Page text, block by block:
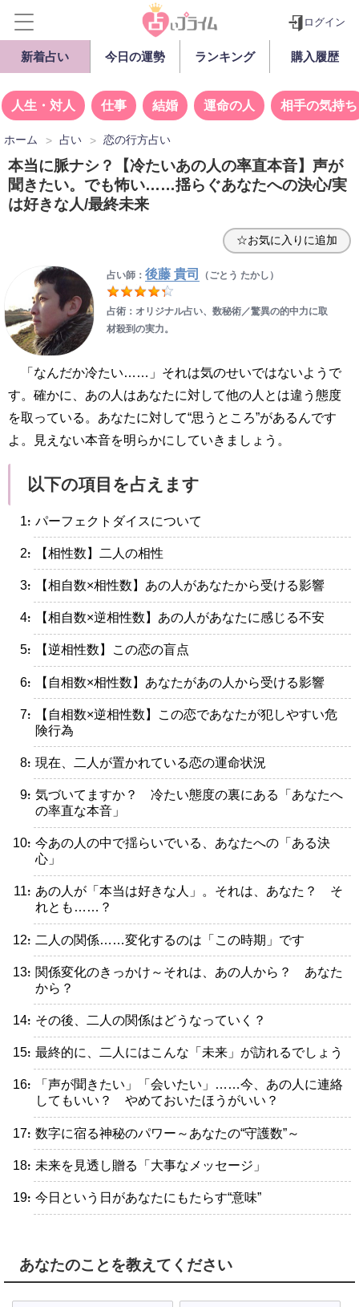
ログイン
新着占い 今日の運勢 ランキング 購入履歴
人生・対人 仕事 結婚 運命の人 相手の気持ち
ホーム 占い 恋の行方占い
本当に脈ナシ？【冷たいあの人の率直本音】声が
聞きたい。でも怖い……揺らぐあなたへの決心/実
は好きな人/最終未来
☆お気に入りに追加
占い師： 後藤 貴司 （ごとう たかし）
占術：オリジナル占い、数秘術／驚異の的中力に取
材殺到の実力。
「なんだか冷たい……」それは気のせいではないようで
す。確かに、あの人はあなたに対して他の人とは違う態度
を取っている。あなたに対して“思うところ”があるんです
よ。見えない本音を明らかにしていきましょう。
以下の項目を占えます
・パーフェクトダイスについて
・【相性数】二人の相性
・【相自数×相性数】あの人があなたから受ける影響
・【相自数×逆相性数】あの人があなたに感じる不安
・【逆相性数】この恋の盲点
・【自相数×相性数】あなたがあの人から受ける影響
・【自相数×逆相性数】この恋であなたが犯しやすい危
険行為
・現在、二人が置かれている恋の運命状況
・気づいてますか？ 冷たい態度の裏にある「あなたへ
の率直な本音」
・今あの人の中で揺らいでいる、あなたへの「ある決
心」
・あの人が「本当は好きな人」。それは、あなた？ そ
れとも……？
・二人の関係……変化するのは「この時期」です
・関係変化のきっかけ～それは、あの人から？ あなた
から？
・その後、二人の関係はどうなっていく？
・最終的に、二人にはこんな「未来」が訪れるでしょう
・「声が聞きたい」「会いたい」……今、あの人に連絡
してもいい？ やめておいたほうがいい？
・数字に宿る神秘のパワー～あなたの“守護数”～
・未来を見透し贈る「大事なメッセージ」
・今日という日があなたにもたらす“意味”
あなたのことを教えてください